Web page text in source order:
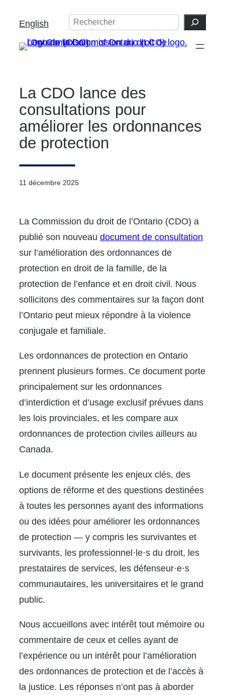
contenu
English Search
La CDO lance des
consultations pour
améliorer les ordonnances
de protection
11 décembre 2025
La Commission du droit de l’Ontario (CDO) a
publié son nouveau document de consultation
sur l’amélioration des ordonnances de
protection en droit de la famille, de la
protection de l’enfance et en droit civil. Nous
sollicitons des commentaires sur la façon dont
l’Ontario peut mieux répondre à la violence
conjugale et familiale.
Les ordonnances de protection en Ontario
prennent plusieurs formes. Ce document porte
principalement sur les ordonnances
d’interdiction et d’usage exclusif prévues dans
les lois provinciales, et les compare aux
ordonnances de protection civiles ailleurs au
Canada.
Le document présente les enjeux clés, des
options de réforme et des questions destinées
à toutes les personnes ayant des informations
ou des idées pour améliorer les ordonnances
de protection — y compris les survivantes et
survivants, les professionnel·le·s du droit, les
prestataires de services, les défenseur·e·s
communautaires, les universitaires et le grand
public.
Nous accueillons avec intérêt tout mémoire ou
commentaire de ceux et celles ayant de
l’expérience ou un intérêt pour l’amélioration
des ordonnances de protection et de l’accès à
la justice. Les réponses n’ont pas à aborder